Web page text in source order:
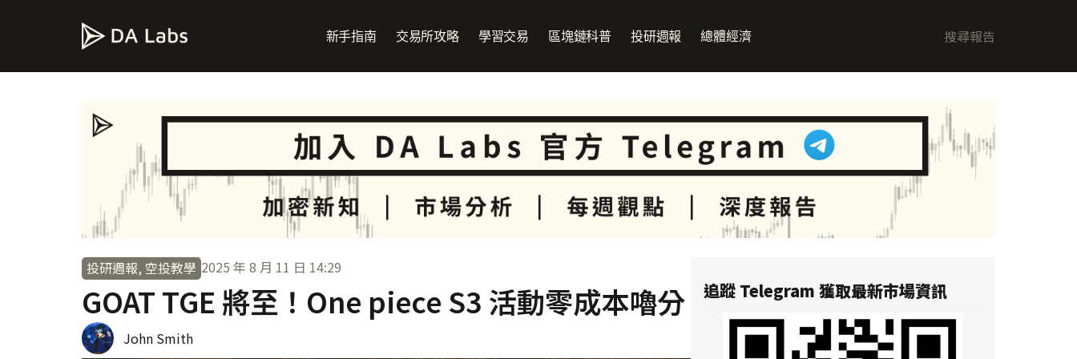
新手指南 交易所攻略 學習交易 區塊鏈科普 投研週報 總體經濟
投研週報, 空投教學 2025 年 8 月 11 日 14:29
GOAT TGE 將至！One piece S3 活動零成本嚕分
John Smith
追蹤 Telegram 獲取最新市場資訊